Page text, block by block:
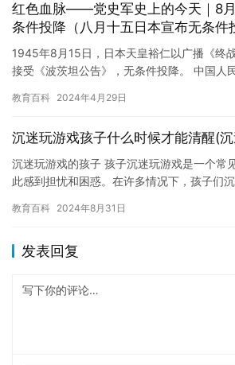
红色血脉——党史军史上的今天｜8
条件投降（八月十五日本宣布无条件
1945年8月15日，日本天皇裕仁以广播《终
接受《波茨坦公告》，无条件投降。 中国人
教育百科 2024年4月29日
沉迷玩游戏孩子什么时候才能清醒(
沉迷玩游戏的孩子 孩子沉迷玩游戏是一个常
此感到担忧和困惑。在许多情况下，孩子们
避现…
教育百科 2024年8月31日
发表回复